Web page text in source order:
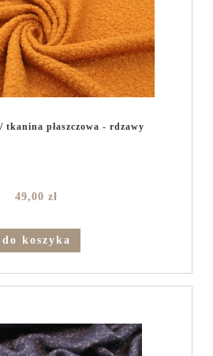
tkanina płaszczowa - rdzawy
49,00 zł
do koszyka